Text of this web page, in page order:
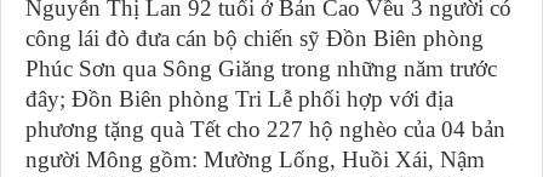
Nguyễn Thị Lan 92 tuổi ở Bản Cao Vều 3 người có
công lái đò đưa cán bộ chiến sỹ Đồn Biên phòng
Phúc Sơn qua Sông Giăng trong những năm trước
đây; Đồn Biên phòng Tri Lễ phối hợp với địa
phương tặng quà Tết cho 227 hộ nghèo của 04 bản
người Mông gồm: Mường Lống, Huồi Xái, Nậm